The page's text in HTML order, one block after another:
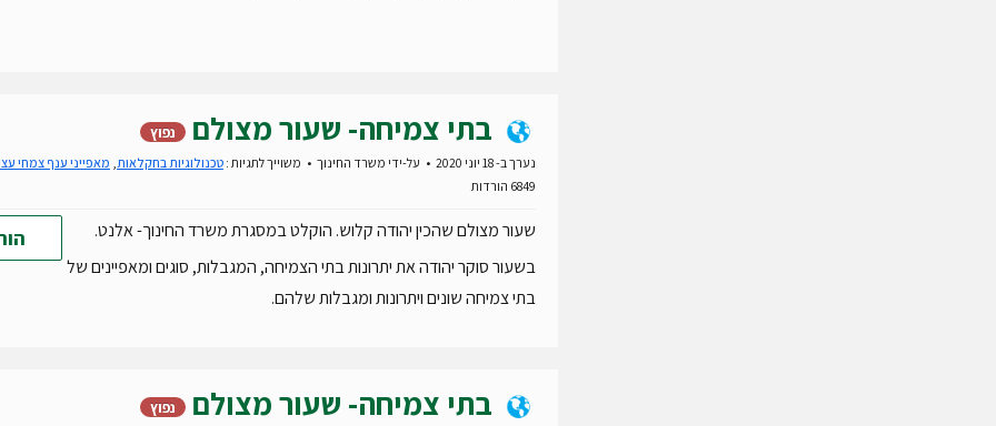
בתי צמיחה- שעור מצולם נפוץ
נערך ב- 18 יוני 2020 על-ידי משרד החינוך משוייך לתגיות :טכנולוגיות בחקלאות, מאפייני ענף צמחי
6849 הורדות
שעור מצולם שהכין יהודה קלוש. הוקלט במסגרת משרד החינוך- אלנט.
בשעור סוקר יהודה את יתרונות בתי הצמיחה, המגבלות, סוגים ומאפיינים של
בתי צמיחה שונים ויתרונות ומגבלות שלהם.
בתי צמיחה- שעור מצולם נפוץ